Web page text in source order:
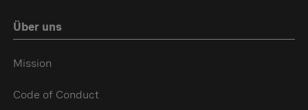
Über uns
Mission
Code of Conduct